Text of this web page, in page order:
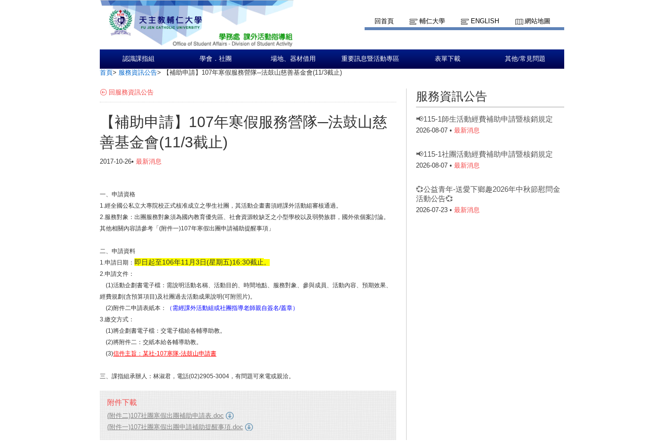
回首頁 輔仁大學 ENGLISH 網站地圖
認識課指組 學會．社團 場地、器材借用 重要訊息暨活動專區 表單下載 其他/常見問題
首頁> 服務資訊公告> 【補助申請】107年寒假服務營隊─法鼓山慈善基金會(11/3截止)
回服務資訊公告
【補助申請】107年寒假服務營隊─法鼓山慈
善基金會(11/3截止)
2017-10-26• 最新消息
一、申請資格
1.經全國公私立大專院校正式核准成立之學生社團，其活動企畫書須經課外活動組審核通過。
2.服務對象：出團服務對象須為國內教育優先區、社會資源較缺乏之小型學校以及弱勢族群，國外依個案討論。
其他相關內容請參考「(附件一)107年寒假出團申請補助提醒事項」
二、申請資料
1.申請日期： 即日起至106年11月3日(星期五)16:30截止 。
2.申請文件：
(1)活動企劃書電子檔：需說明活動名稱、活動目的、時間地點、服務對象、參與成員、活動內容、預期效果、
經費規劃(含預算項目)及社團過去活動成果說明(可附照片)。
(2)附件二申請表紙本：
（需經課外活動組或社團指導老師親自簽名/蓋章）
3.繳交方式：
(1)將企劃書電子檔：交電子檔給各輔導助教。
(2)將附件二：交紙本給各輔導助教。
(3)信件主旨：某社-107寒隊-法鼓山申請書
三、課指組承辦人：林淑君，電話(02)2905-3004，有問題可來電或親洽。
附件下載
(附件二)107社團寒假出團補助申請表.doc
(附件一)107社團寒假出團申請補助提醒事項.doc
服務資訊公告
📢115-1師生活動經費補助申請暨核銷規定
2026-08-07 • 最新消息
📢115-1社團活動經費補助申請暨核銷規定
2026-08-07 • 最新消息
💞公益青年-送愛下鄉趣2026年中秋節慰問金
活動公告💞
2026-07-23 • 最新消息